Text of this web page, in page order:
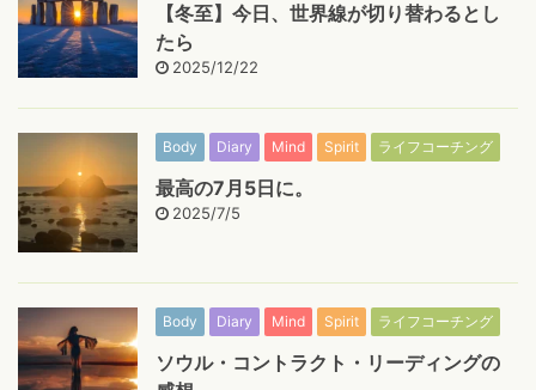
【冬至】今日、世界線が切り替わるとし
たら
2025/12/22
Body Diary Mind Spirit ライフコーチング
最高の7月5日に。
2025/7/5
Body Diary Mind Spirit ライフコーチング
ソウル・コントラクト・リーディングの